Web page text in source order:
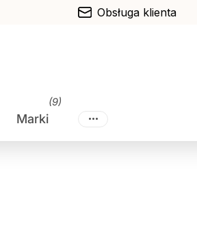
Obsługa klienta
Marki
(9)